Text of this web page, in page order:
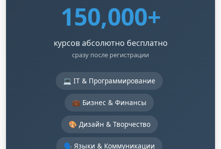
150,000+
курсов абсолютно бесплатно
сразу после регистрации
💻 IT & Программирование
💼 Бизнес & Финансы
🎨 Дизайн & Творчество
🗣️ Языки & Коммуникации